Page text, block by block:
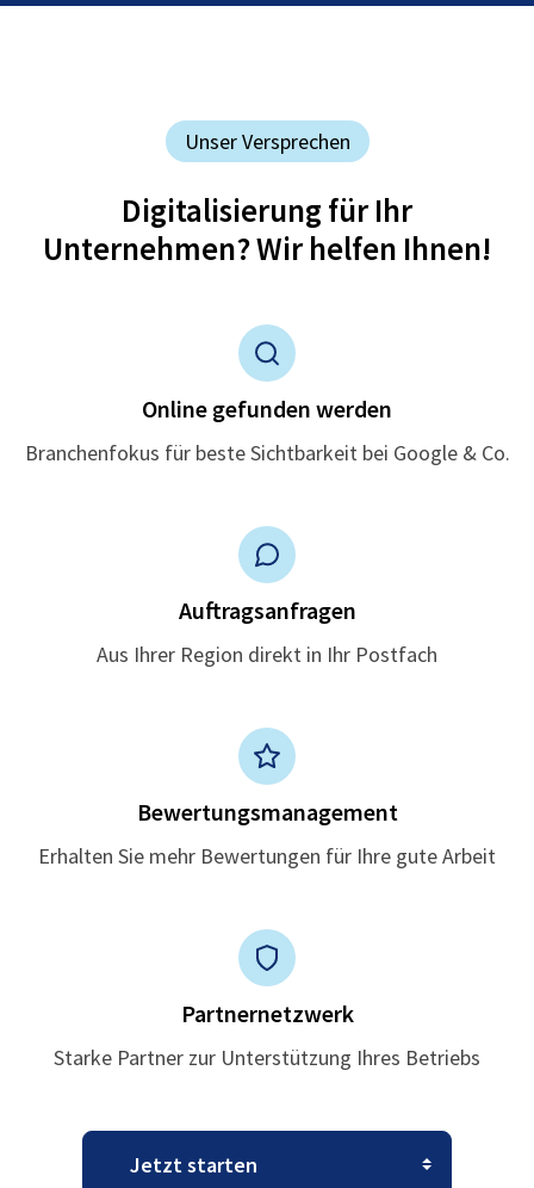
Unser Versprechen
Digitalisierung für Ihr
Unternehmen? Wir helfen Ihnen!
Online gefunden werden
Branchenfokus für beste Sichtbarkeit bei Google & Co.
Auftragsanfragen
Aus Ihrer Region direkt in Ihr Postfach
Bewertungsmanagement
Erhalten Sie mehr Bewertungen für Ihre gute Arbeit
Partnernetzwerk
Starke Partner zur Unterstützung Ihres Betriebs